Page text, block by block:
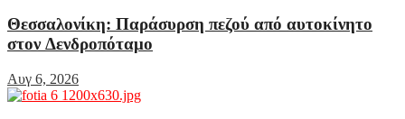
Θεσσαλονίκη: Παράσυρση πεζού από αυτοκίνητο
στον Δενδροπόταμο
Αυγ 6, 2026